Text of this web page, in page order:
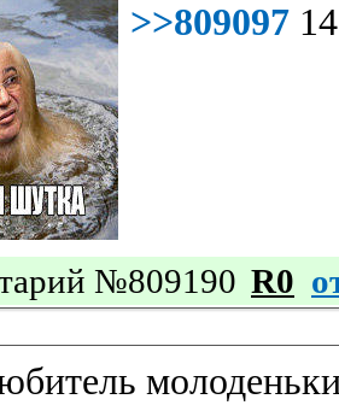
>>809097
№809190 R0